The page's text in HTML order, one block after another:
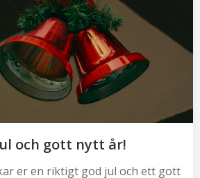
och gott nytt år!
er en riktigt god jul och ett gott